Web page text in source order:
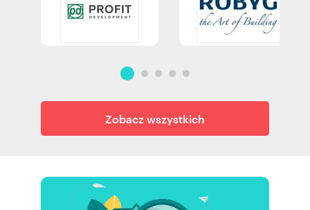
Zobacz wszystkich